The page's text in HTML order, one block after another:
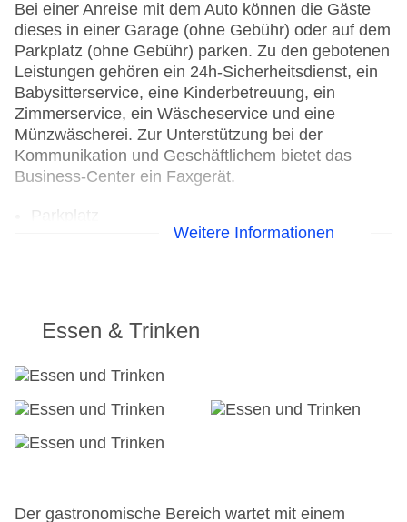
Bei einer Anreise mit dem Auto können die Gäste
dieses in einer Garage (ohne Gebühr) oder auf dem
Parkplatz (ohne Gebühr) parken. Zu den gebotenen
Leistungen gehören ein 24h-Sicherheitsdienst, ein
Babysitterservice, eine Kinderbetreuung, ein
Zimmerservice, ein Wäscheservice und eine
Münzwäscherei. Zur Unterstützung bei der
Kommunikation und Geschäftlichem bietet das
Business-Center ein Faxgerät.
Lift
Minimarkt
Haustiere
Zimmerservice
Gesamtanzahl der Zimmer: 306
Landeskategorie: 4 Sterne
Weitere Informationen
Essen & Trinken
Der gastronomische Bereich wartet mit einem